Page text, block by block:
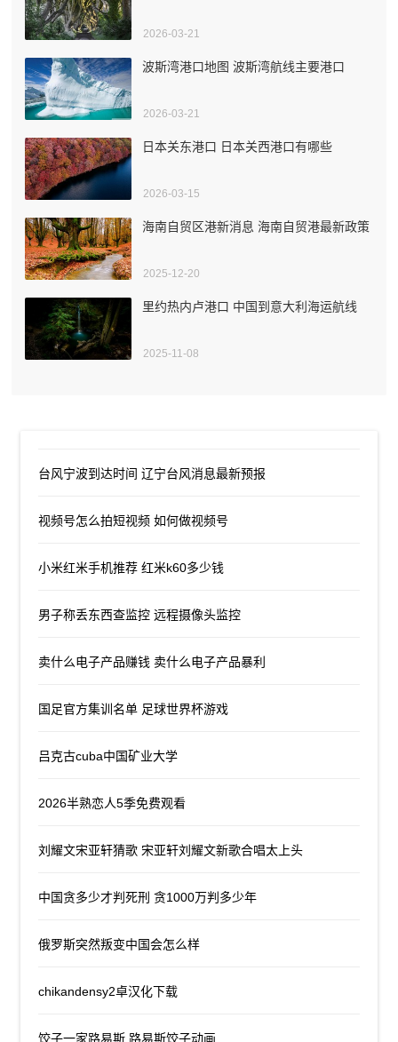
2026-03-21
波斯湾港口地图 波斯湾航线主要港口
2026-03-21
日本关东港口 日本关西港口有哪些
2026-03-15
海南自贸区港新消息 海南自贸港最新政策
2025-12-20
里约热内卢港口 中国到意大利海运航线
2025-11-08
台风宁波到达时间 辽宁台风消息最新预报
视频号怎么拍短视频 如何做视频号
小米红米手机推荐 红米k60多少钱
男子称丢东西查监控 远程摄像头监控
卖什么电子产品赚钱 卖什么电子产品暴利
国足官方集训名单 足球世界杯游戏
吕克古cuba中国矿业大学
2026半熟恋人5季免费观看
刘耀文宋亚轩猜歌 宋亚轩刘耀文新歌合唱太上头
中国贪多少才判死刑 贪1000万判多少年
俄罗斯突然叛变中国会怎么样
chikandensy2卓汉化下载
饺子一家路易斯 路易斯饺子动画